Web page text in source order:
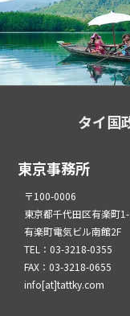
タイ国
東京事務所
〒100-0006
東京都千代田区有楽町1-
有楽町電気ビル南館2F
TEL：03-3218-0355
FAX：03-3218-0655
info[at]tattky.com